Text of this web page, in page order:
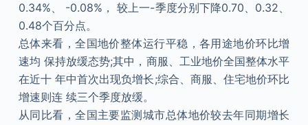
0.34%、 -0.08%， 较上一-季度分别下降0.70、0.32、
0.48个百分点。
总体来看，全国地价整体运行平稳，各用途地价环比增
速均 保持放缓态势;其中，商服、工业地价全国整体水平
在近十 年中首次出现负增长;综合、商服、住宅地价环比
增速则连 续三个季度放缓。
从同比看，全国主要监测城市总体地价较去年同期增长